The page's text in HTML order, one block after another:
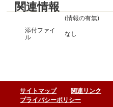
関連情報
(情報の有無)
添付ファイ
ル
なし
サイトマップ 関連リンク
プライバシーポリシー